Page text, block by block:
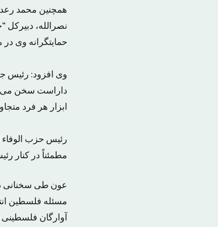
همچنین محمد رعد
نصرالله،
حمایتگرانه وی
وی افزود: رئیس
داراست سخن می
ابزار هر فرد
رئیس حزب الوفاء
مطمئناً در کنار
عون طی سخنانی
مسئله فلسطین
آوارگان